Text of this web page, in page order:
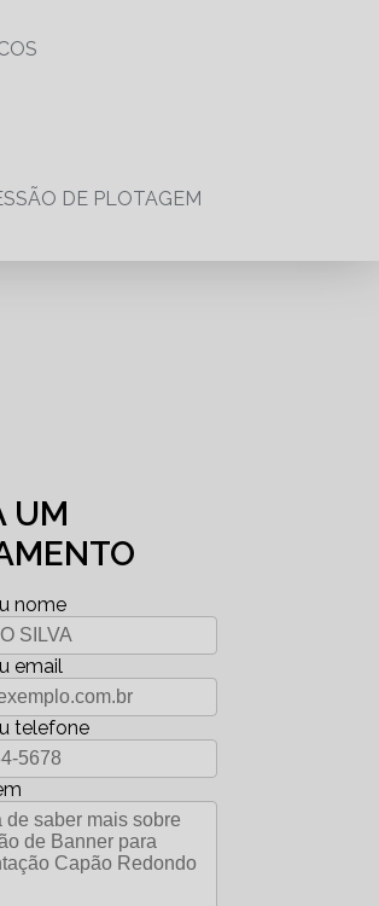
DE PLOTAGEM
UM
nome
email
telefone